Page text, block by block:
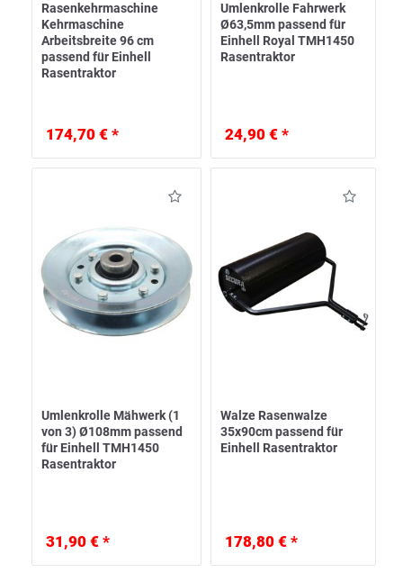
Rasenkehrmaschine
Kehrmaschine
Arbeitsbreite 96 cm
passend für Einhell
Rasentraktor
174,70 € *
Umlenkrolle Fahrwerk
Ø63,5mm passend für
Einhell Royal TMH1450
Rasentraktor
24,90 € *
Umlenkrolle Mähwerk (1
von 3) Ø108mm passend
für Einhell TMH1450
Rasentraktor
31,90 € *
Walze Rasenwalze
35x90cm passend für
Einhell Rasentraktor
178,80 € *